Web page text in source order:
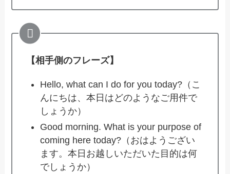
【相手側のフレーズ】
Hello, what can I do for you today?（こ
んにちは、本日はどのようなご用件で
しょうか）
Good morning. What is your purpose of
coming here today?（おはようござい
ます。本日お越しいただいた目的は何
でしょうか）